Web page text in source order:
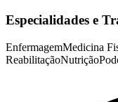
Especialidades e
EnfermagemMedicina
ReabilitaçãoNutrição